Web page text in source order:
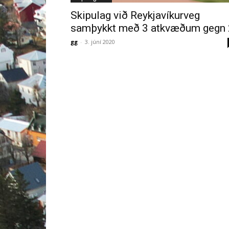
Skipulag við Reykjavíkurveg
samþykkt með 3 atkvæðum gegn
gg - 3. júní 2020